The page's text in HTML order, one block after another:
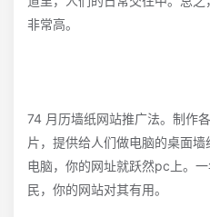
非常高。
74 月历墙纸网站推广法。制作
片，提供给人们做电脑的桌面
电脑，你的网址就跃然pc上。
民，你的网站对其有用。